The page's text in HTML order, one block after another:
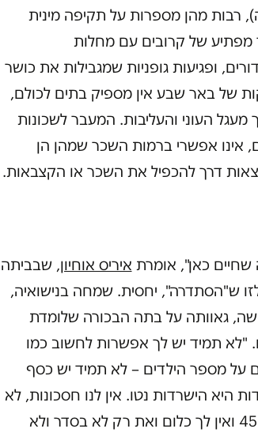
רבות מהן מספרות על תקיפה מינית
של קרובים עם מחלות
ופגיעות גופניות שמגבילות את כושר
של באר שבע אין מספיק בתים לכולם,
העוני והעליבות. המעבר לשכונות
אינו אפשרי ברמות השכר שמהן הן
דרך להכפיל את השכר או הקצבאות.
כאן", אומרת איריס אוחיון, שבביתה
ש"הסתדרה", יחסית. שמחה בנישואיה,
גאוותה על בתה הבכורה שלומדת
"לא תמיד יש לך אפשרות לחשוב כמו
על מספר הילדים – לא תמיד יש כסף
היא הישרדות נטו. אין לנו חסכונות, לא
חיים חיים נורמליים, את בת 45 ואין לך כלום ואת רק לא בסדר ולא